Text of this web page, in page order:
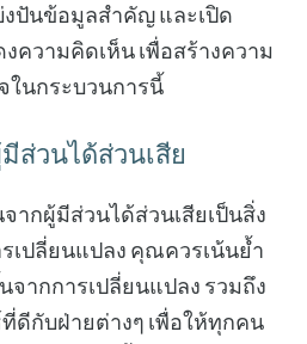
ปันข้อมูลสำคัญ และเปิด
ความคิดเห็น เพื่อสร้างความ
ในกระบวนการนี้
ส่วนได้ส่วนเสีย
ากผู้มีส่วนได้ส่วนเสียเป็นสิ่ง
เปลี่ยนแปลง คุณควรเน้นย้ำ
ากการเปลี่ยนแปลง รวมถึง
ดีกับฝ่ายต่างๆ เพื่อให้ทุกคน